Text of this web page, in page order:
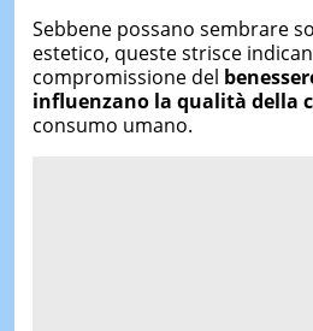
Sebbene possano sembrare
estetico, queste strisce
compromissione del
influenzano la qualità della
consumo umano.